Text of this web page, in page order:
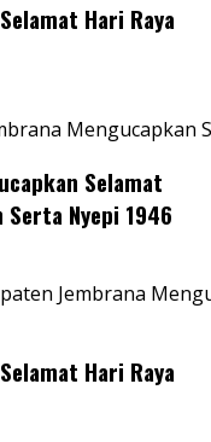
Hari Raya
Mengucapkan
Selamat
Serta Nyepi 1946
Jembrana
Hari Raya